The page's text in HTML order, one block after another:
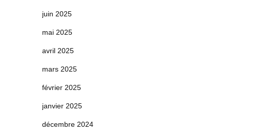
juin 2025
mai 2025
avril 2025
mars 2025
février 2025
janvier 2025
décembre 2024